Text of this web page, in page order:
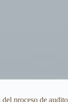
proceso de